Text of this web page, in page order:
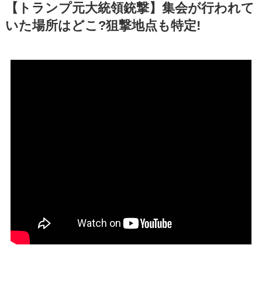
【トランプ元大統領銃撃】集会が行われて
いた場所はどこ?狙撃地点も特定!